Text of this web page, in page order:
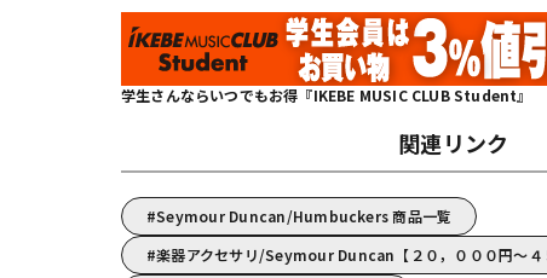
学生さんならいつでもお得『IKEBE MUSIC CLUB Student』
関連リンク
Seymour Duncan/Humbuckers 商品一覧
楽器アクセサリ/Seymour Duncan【２０，０００円～４